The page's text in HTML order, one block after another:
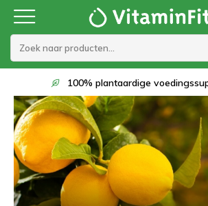
Op werkdagen voor 22:00 besteld,